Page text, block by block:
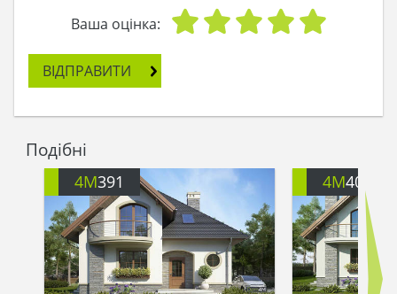
Ваша оцінка:
ВІДПРАВИТИ
Подібні
4M391 4M401